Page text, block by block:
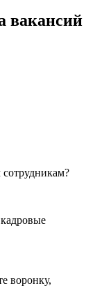
вакансий
воронку,